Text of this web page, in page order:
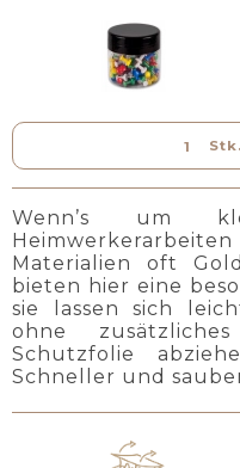
Stk.
Wenn’s um
Materialien oft
bieten hier eine
sie lassen sich
ohne
Schutzfolie
Schneller und